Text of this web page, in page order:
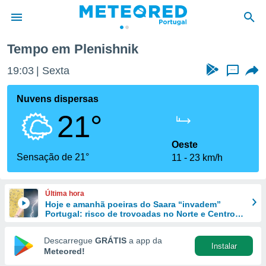
da
foi
fornecidas
a este
das
e
forma
digital
Tempo em Plenishnik
19:03 Sexta ...
Nuvens dispersas
21°
Sensação de 21°
Oeste
11
23 km/h
Última hora
Hoje e amanhã poeiras do Saara “invadem”
Portugal: risco de trovoadas no Norte e Centro
Descarregue GRÁTIS a app da
Meteored!
Instalar